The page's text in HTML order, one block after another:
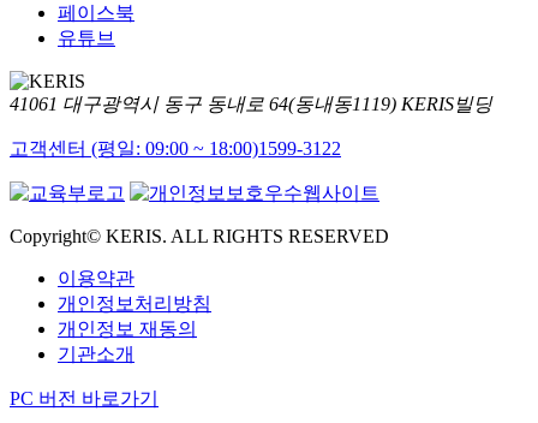
페이스북
유튜브
41061 대구광역시 동구 동내로 64(동내동1119) KERIS빌딩
고객센터 (평일: 09:00 ~ 18:00)1599-3122
Copyright© KERIS. ALL RIGHTS RESERVED
이용약관
개인정보처리방침
개인정보 재동의
기관소개
PC 버전 바로가기